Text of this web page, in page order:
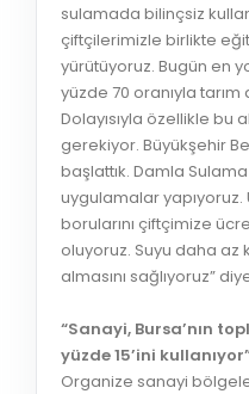
sulamada bilinçsiz
çiftçilerimizle birlikte
yürütüyoruz. Bugün en
yüzde 70 oranıyla
Dolayısıyla özellikle bu
gerekiyor. Büyükşehir
başlattık. Damla
uygulamalar
borularını çiftçimize
oluyoruz. Suyu daha az
almasını sağlıyoruz”
“Sanayi, Bursa’nın
yüzde 15’ini
Organize sanayi